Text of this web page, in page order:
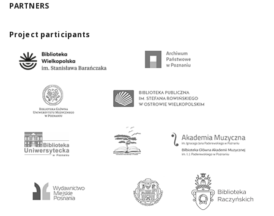
PARTNERS
Project participants